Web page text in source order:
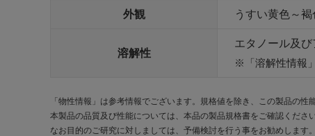
外観 うすい黄色～
溶解性
エタノール及び
「溶解性情報
「物性情報」は参考情報でございます。規格値を除き、この製品の性
本製品の品質及び性能については、本品の製品規格書をご確認ください
なお目的のご研究に対しましては、予備検討を行う事をお勧めします。